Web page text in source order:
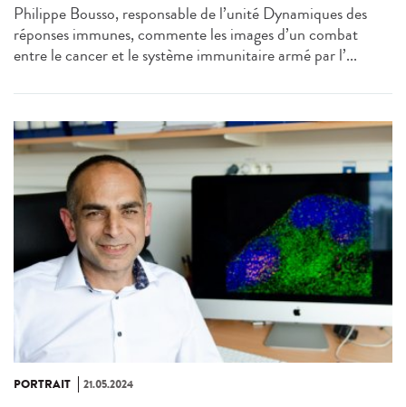
Philippe Bousso, responsable de l’unité Dynamiques des
réponses immunes, commente les images d’un combat
entre le cancer et le système immunitaire armé par l’...
PORTRAIT 21.05.2024